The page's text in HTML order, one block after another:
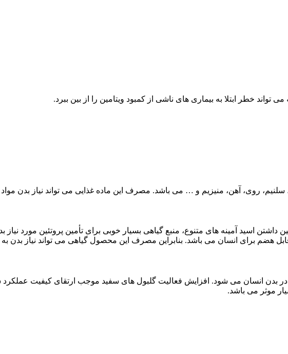
خطر ابتلا به بیماری های ناشی از کمبود ویتامین را از بین ببرد.
روی، آهن، منیزیم و … می باشد. مصرف این ماده غذایی می تواند نیاز بدن مواد
بدن انسان می شود. افزایش فعالیت گلبول های سفید موجب ارتقای کیفیت
موثر می باشد.